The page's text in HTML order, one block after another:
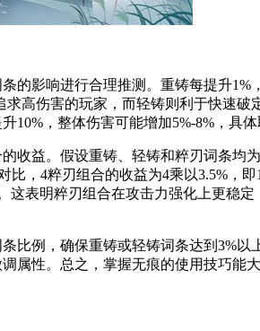
的影响进行合理推测。重铸每提升
高伤害的玩家，而轻铸则利于快速
10%，整体伤害可能增加5%-8%，具
收益。假设重铸、轻铸和粹刃词条均
比，4粹刃组合的收益为4乘以3.5%，
这表明粹刃组合在攻击力强化上更稳
比例，确保重铸或轻铸词条达到3%
属性。总之，掌握无痕的使用技巧能